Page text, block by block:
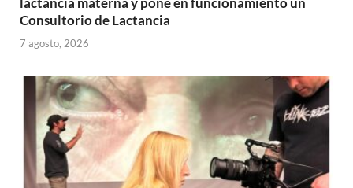
Consultorio de Lactancia
7 agosto, 2026